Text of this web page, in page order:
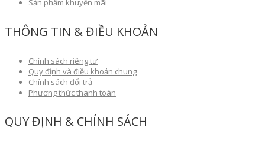
Sản phẩm khuyến mãi
THÔNG TIN & ĐIỀU KHOẢN
Chính sách riêng tư
Quy định và điều khoản chung
Chính sách đổi trả
Phương thức thanh toán
QUY ĐỊNH & CHÍNH SÁCH